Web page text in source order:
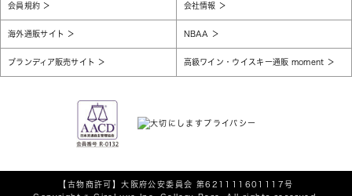
会員規約 会社情報
海外通販サイト NBAA
ブランディア販売サイト 高級ワイン・ウイスキー通販 moment
【古物商許可】大阪府公安委員会 第621111601117号